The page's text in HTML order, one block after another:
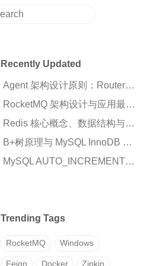
Recently Updated
Agent 架构设计原则：Router、Runtime 与 Business Script 的职责划分
RocketMQ 架构设计与应用最佳实践：高可用消息队列核心解析
Redis 核心概念、数据结构与高可用架构详解
B+树原理与 MySQL InnoDB 索引机制解析
MySQL AUTO_INCREMENT 插入 0 变成自增值的原因与解决方案
Trending Tags
RocketMQ Windows
Feign Docker Zipkin